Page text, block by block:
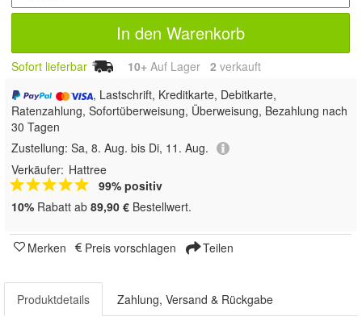
In den Warenkorb
Sofort lieferbar 10+ Auf Lager 2 verkauft
, Lastschrift, Kreditkarte, Debitkarte,
Ratenzahlung, Sofortüberweisung, Überweisung, Bezahlung nach
30 Tagen
Zustellung: Sa, 8. Aug. bis Di, 11. Aug.
Verkäufer: Hattree
99% positiv
10% Rabatt ab 89,90 € Bestellwert.
Merken Preis vorschlagen Teilen
Produktdetails Zahlung, Versand & Rückgabe